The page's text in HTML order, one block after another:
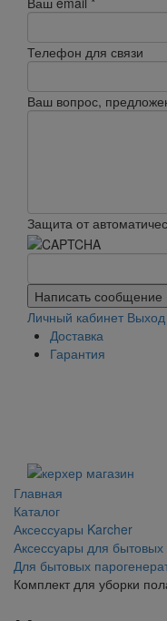
Телефон для связи
Ваш вопрос,
Защита от
Написать сообщение
Личный кабинет Выход
Доставка
Гарантия
Главная
Каталог
Аксессуары Karcher
Аксессуары для
Для бытовых
Комплект для уборки